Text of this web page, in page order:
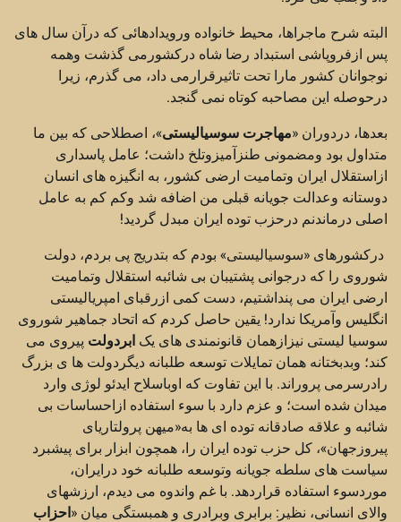
البته شرح ماجراها، محیط خانواده ورویدادهائی که درآن سال های
پس ازفروپاشی استبداد رضا شاه درکشورمی گذشت وهمه
نوجوانان کشور مارا تحت تاثیرقرارمی داد، می گذرم، زیرا
درحوصله این مصاحبه کوتاه نمی گنجد.
بعدها، دردوران «مهاجرت سوسیالیستی»، اصطلاحی که بین ما
متداول بود ومضمونی طنزآمیزوتلخ داشت؛ عامل پاسداری
ازاستقلال ایران وتمامیت ارضی کشور، به انگیزه های انسان
دوستانه وعدالت جویانه قبلی من اضافه شد وکم کم به عامل
اصلی درماندنم درحزب توده ایران مبدل گردید!
درکشورهای «سوسیالیستی» بودم که بتدریج پی بردم، دولت
شوروی را که درجوانی پشتیبان بی شائبه استقلال وتمامیت
ارضی ایران می پنداشتیم، دست کمی ازرقبای امپریالیستی
انگلیس وآمریکا ندارد! یقین حاصل کردم که اتحاد جماهیر شوروی
سوسیا لیستی نیزازهمان قانونمندی های یک ابردولت پیروی می
کند؛ وبدبختانه همان تمایلات توسعه طلبانه دیگردولت ها ی بزرگ
رادرسرمی پروراند. با این تفاوت که اوباسلاح ایدئو لوژی وارد
میدان شده است؛ و عزم دارد با سوء استفاده ازاحساسات بی
شائبه و علاقه صادقانه توده ای ها به«میهن پرولتاریای
پیروزجهان»، کل حزب توده ایران را، همچون ابزار برای پیشبرد
سیاست های سلطه جویانه وتوسعه طلبانه خود درایران،
موردسوء استفاده قراردهد. با غم واندوه می دیدم، ارزشهای
والای انسانی، نظیر: برابری وبرادری و همبستگی میان «احزاب